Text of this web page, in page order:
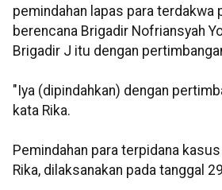
pemindahan lapas para terdakwa
berencana Brigadir Nofriansyah
Brigadir J itu dengan
"Iya (dipindahkan) dengan
kata Rika.
Pemindahan para terpidana
Rika, dilaksanakan pada tanggal